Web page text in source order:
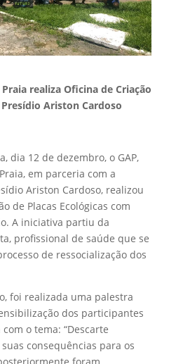
realiza Oficina de Criação
Ariston Cardoso
dia 12 de dezembro, o GAP,
em parceria com a
Ariston Cardoso, realizou
de Placas Ecológicas com
A iniciativa partiu da
profissional de saúde que se
de ressocialização dos
foi realizada uma palestra
dos participantes
o tema: “Descarte
consequências para os